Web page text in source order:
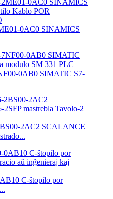
0AC0 SINAMICS
0AB0 SIMATIC S7-
2AC2 SCALANCE
C-ŝtopilo por